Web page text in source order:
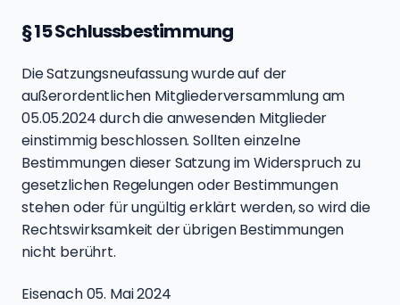
§ 15 Schlussbestimmung
Die Satzungsneufassung wurde auf der
außerordentlichen Mitgliederversammlung am
05.05.2024 durch die anwesenden Mitglieder
einstimmig beschlossen. Sollten einzelne
Bestimmungen dieser Satzung im Widerspruch zu
gesetzlichen Regelungen oder Bestimmungen
stehen oder für ungültig erklärt werden, so wird die
Rechtswirksamkeit der übrigen Bestimmungen
nicht berührt.
Eisenach 05. Mai 2024